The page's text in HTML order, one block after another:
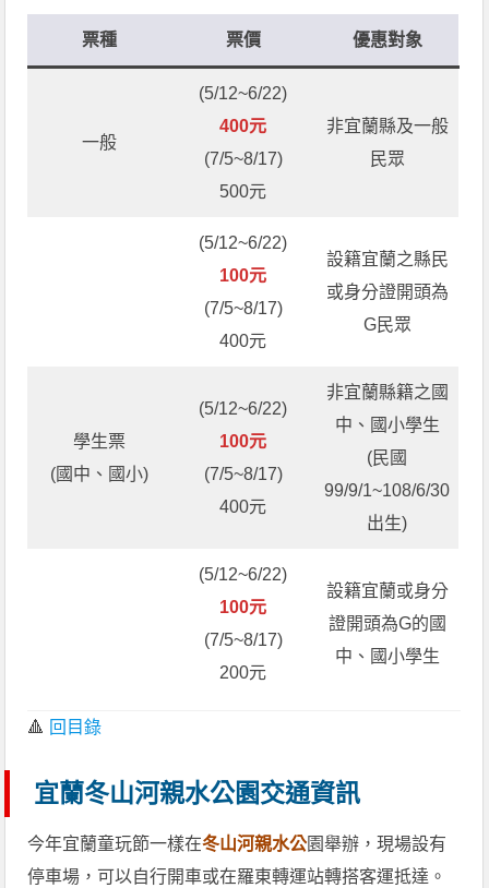
票種 票價 優惠對象
一般
(5/12~6/22)
400元
(7/5~8/17)
500元
非宜蘭縣及一般
民眾
(5/12~6/22)
100元
(7/5~8/17)
400元
設籍宜蘭之縣民
或身分證開頭為
G民眾
學生票
(國中、國小)
(5/12~6/22)
100元
(7/5~8/17)
400元
非宜蘭縣籍之國
中、國小學生
(民國
99/9/1~108/6/30
出生)
(5/12~6/22)
100元
(7/5~8/17)
200元
設籍宜蘭或身分
證開頭為G的國
中、國小學生
🔺 回目錄
宜蘭冬山河親水公園交通資訊
今年宜蘭童玩節一樣在冬山河親水公園舉辦，現場設有
停車場，可以自行開車或在羅東轉運站轉搭客運抵達。